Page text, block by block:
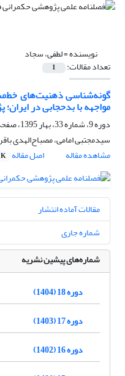
نویسنده =لطفی، سجاد
تعداد مقالات: 1
گونه‌شناسی ذهنیت‌های
مواجهه با بدحجابی در
دوره 9، شماره 33، بهار 1395، صفحه
سیدمجتبی امامی، مصباح‌الهدی
مشاهده مقاله
اصل مقاله
مقالات آماده انتشار
شماره جاری
شماره‌های پیشین نشریه
دوره 18 (1404)
دوره 17 (1403)
دوره 16 (1402)